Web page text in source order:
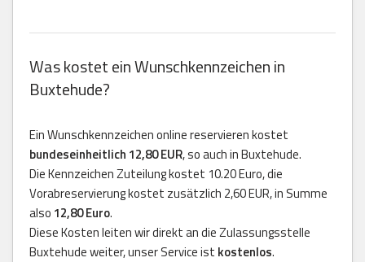
Was kostet ein Wunschkennzeichen in
Buxtehude?
Ein Wunschkennzeichen online reservieren kostet
bundeseinheitlich 12,80 EUR, so auch in Buxtehude.
Die Kennzeichen Zuteilung kostet 10.20 Euro, die
Vorabreservierung kostet zusätzlich 2,60 EUR, in Summe
also 12,80 Euro.
Diese Kosten leiten wir direkt an die Zulassungsstelle
Buxtehude weiter, unser Service ist kostenlos.